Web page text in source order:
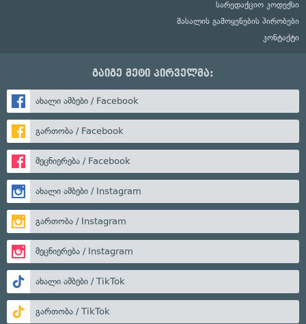
სარედაქციო კოდექსი
მასალის გამოყენების პირობები
კონტაქტი
გაიგე მეტი პირველმა:
ახალი ამბები / Facebook
გართობა / Facebook
მეცნიერება / Facebook
ახალი ამბები / Instagram
გართობა / Instagram
მეცნიერება / Instagram
ახალი ამბები / TikTok
გართობა / TikTok